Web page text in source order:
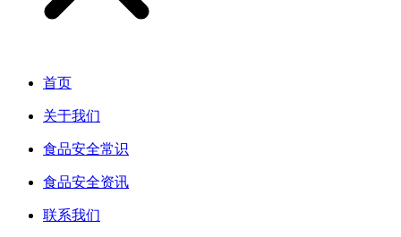
首页
关于我们
食品安全常识
食品安全资讯
联系我们